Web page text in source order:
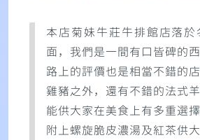
本店菊妹牛莊牛排館店落
面，我們是一間有口皆碑的
路上的評價也是相當不錯的
雞豬之外，還有不錯的法式
能供大家在美食上有多重選
附上螺旋脆皮濃湯及紅茶供